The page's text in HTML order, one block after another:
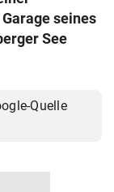
seines
See
Quelle